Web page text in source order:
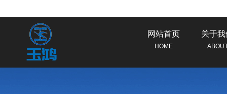
网站首页
HOME
关于